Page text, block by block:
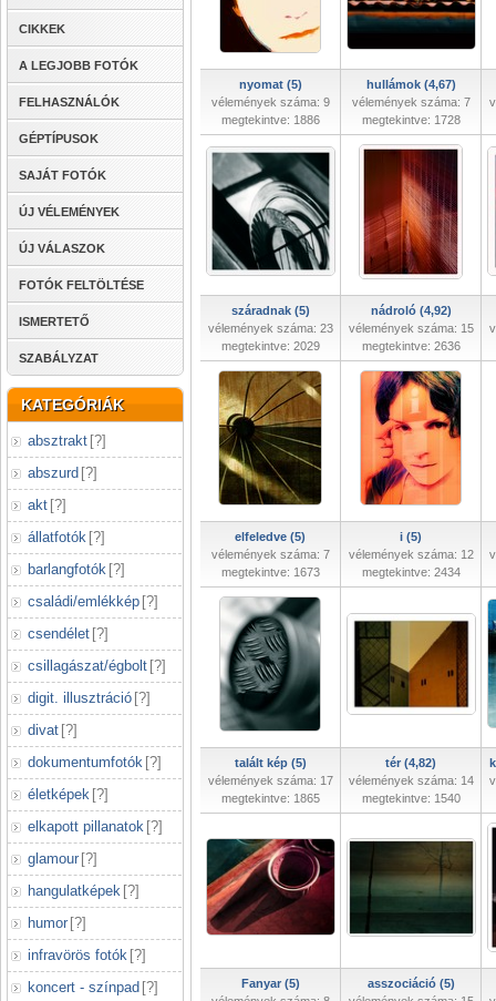
CIKKEK
A LEGJOBB FOTÓK
FELHASZNÁLÓK
GÉPTÍPUSOK
SAJÁT FOTÓK
ÚJ VÉLEMÉNYEK
ÚJ VÁLASZOK
FOTÓK FELTÖLTÉSE
ISMERTETŐ
SZABÁLYZAT
KATEGÓRIÁK
absztrakt [?]
abszurd [?]
akt [?]
állatfotók [?]
barlangfotók [?]
családi/emlékkép [?]
csendélet [?]
csillagászat/égbolt [?]
digit. illusztráció [?]
divat [?]
dokumentumfotók [?]
életképek [?]
elkapott pillanatok [?]
glamour [?]
hangulatképek [?]
humor [?]
infravörös fotók [?]
koncert - színpad [?]
nyomat (5)
vélemények száma: 9
megtekintve: 1886
hullámok (4,67)
vélemények száma: 7
megtekintve: 1728
száradnak (5)
vélemények száma: 23
megtekintve: 2029
nádroló (4,92)
vélemények száma: 15
megtekintve: 2636
elfeledve (5)
vélemények száma: 7
megtekintve: 1673
i (5)
vélemények száma: 12
megtekintve: 2434
talált kép (5)
vélemények száma: 17
megtekintve: 1865
tér (4,82)
vélemények száma: 14
megtekintve: 1540
Fanyar (5)
asszociáció (5)